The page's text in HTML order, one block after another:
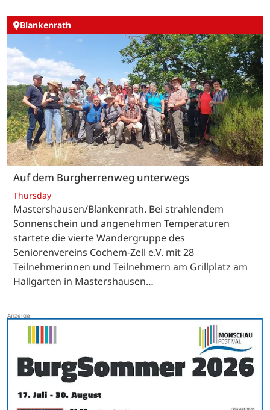
Blankenrath
Auf dem Burgherrenweg unterwegs
Thursday
Mastershausen/Blankenrath. Bei strahlendem
Sonnenschein und angenehmen Temperaturen
startete die vierte Wandergruppe des
Seniorenvereins Cochem-Zell e.V. mit 28
Teilnehmerinnen und Teilnehmern am Grillplatz am
Hallgarten in Mastershausen…